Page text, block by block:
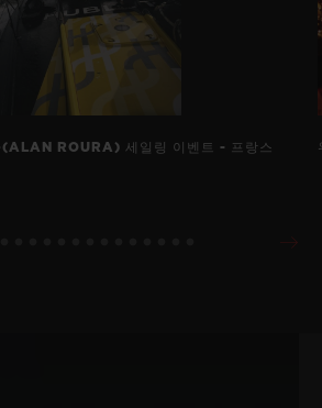
(ALAN ROURA) 세일링 이벤트 - 프랑스